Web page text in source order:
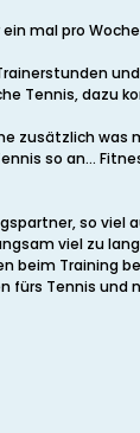
mal pro
Tennis, dazu
zusätzlich was
so an...
so viel
viel zu
beim Training
fürs Tennis und